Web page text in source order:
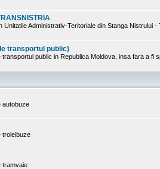
Unitatile Administrativ-Teritoriale din Stanga Nistrului -
transportul public)
public in Republica Moldova, insa fara a fi
autobuze
troleibuze
tramvaie